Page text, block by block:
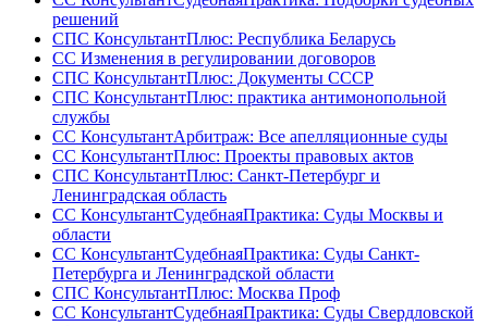
решений
СПС КонсультантПлюс: Республика Беларусь
СС Изменения в регулировании договоров
СПС КонсультантПлюс: Документы СССР
СПС КонсультантПлюс: практика антимонопольной
службы
СС КонсультантАрбитраж: Все апелляционные суды
СС КонсультантПлюс: Проекты правовых актов
СПС КонсультантПлюс: Санкт-Петербург и
Ленинградская область
СС КонсультантСудебнаяПрактика: Суды Москвы и
области
СС КонсультантСудебнаяПрактика: Суды Санкт-
Петербурга и Ленинградской области
СПС КонсультантПлюс: Москва Проф
СС КонсультантСудебнаяПрактика: Суды Свердловской